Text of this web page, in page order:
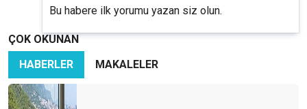
Bu habere ilk yorumu yazan siz olun.
ÇOK OKUNAN
HABERLER
MAKALELER